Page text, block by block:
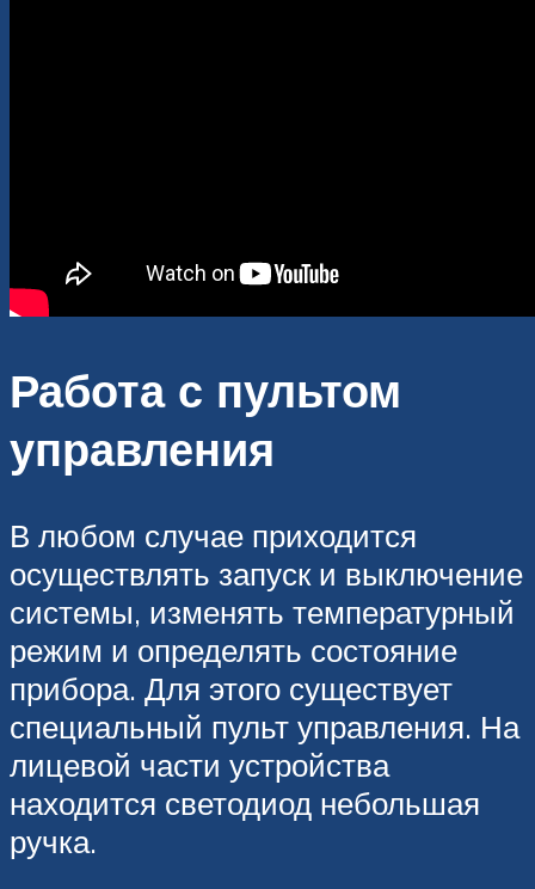
Работа с пультом
управления
В любом случае приходится
осуществлять запуск и выключение
системы, изменять температурный
режим и определять состояние
прибора. Для этого существует
специальный пульт управления. На
лицевой части устройства
находится светодиод небольшая
ручка.